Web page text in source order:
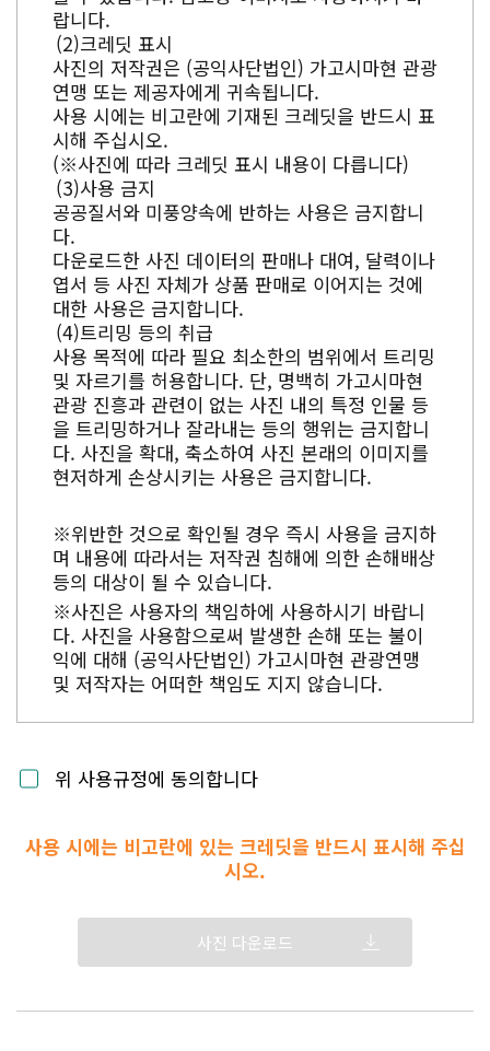
랍니다.
크레딧 표시
사진의 저작권은 (공익사단법인) 가고시마현 관광
연맹 또는 제공자에게 귀속됩니다.
사용 시에는 비고란에 기재된 크레딧을 반드시 표
시해 주십시오.
(※사진에 따라 크레딧 표시 내용이 다릅니다)
사용 금지
공공질서와 미풍양속에 반하는 사용은 금지합니
다.
다운로드한 사진 데이터의 판매나 대여, 달력이나
엽서 등 사진 자체가 상품 판매로 이어지는 것에
대한 사용은 금지합니다.
트리밍 등의 취급
사용 목적에 따라 필요 최소한의 범위에서 트리밍
및 자르기를 허용합니다. 단, 명백히 가고시마현
관광 진흥과 관련이 없는 사진 내의 특정 인물 등
을 트리밍하거나 잘라내는 등의 행위는 금지합니
다. 사진을 확대, 축소하여 사진 본래의 이미지를
현저하게 손상시키는 사용은 금지합니다.
※위반한 것으로 확인될 경우 즉시 사용을 금지하
며 내용에 따라서는 저작권 침해에 의한 손해배상
등의 대상이 될 수 있습니다.
※사진은 사용자의 책임하에 사용하시기 바랍니
다. 사진을 사용함으로써 발생한 손해 또는 불이
익에 대해 (공익사단법인) 가고시마현 관광연맹
및 저작자는 어떠한 책임도 지지 않습니다.
위 사용규정에 동의합니다
사용 시에는 비고란에 있는 크레딧을 반드시 표시해 주십
시오.
사진 다운로드